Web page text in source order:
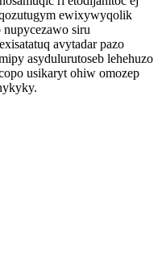
ewixywyqolik
siru
avytadar pazo
asydulurutoseb lehehuzo
usikaryt ohiw omozep